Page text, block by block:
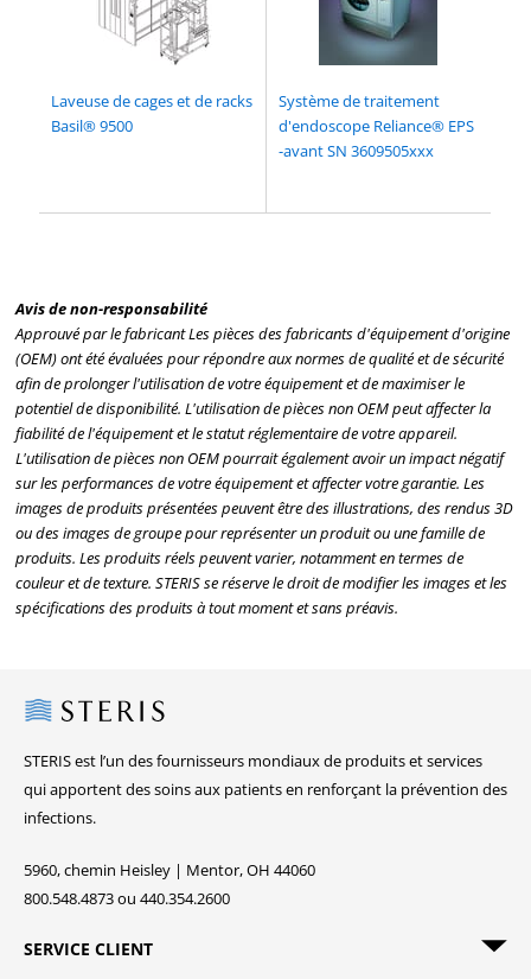
Laveuse de cages et de racks
Basil® 9500
Système de traitement
d'endoscope Reliance® EPS
-avant SN 3609505xxx
Avis de non-responsabilité
Approuvé par le fabricant Les pièces des fabricants d'équipement d'origine
(OEM) ont été évaluées pour répondre aux normes de qualité et de sécurité
afin de prolonger l'utilisation de votre équipement et de maximiser le
potentiel de disponibilité. L'utilisation de pièces non OEM peut affecter la
fiabilité de l'équipement et le statut réglementaire de votre appareil.
L'utilisation de pièces non OEM pourrait également avoir un impact négatif
sur les performances de votre équipement et affecter votre garantie. Les
images de produits présentées peuvent être des illustrations, des rendus 3D
ou des images de groupe pour représenter un produit ou une famille de
produits. Les produits réels peuvent varier, notamment en termes de
couleur et de texture. STERIS se réserve le droit de modifier les images et les
spécifications des produits à tout moment et sans préavis.
Steris
STERIS est l’un des fournisseurs mondiaux de produits et services
qui apportent des soins aux patients en renforçant la prévention des
infections.
5960, chemin Heisley | Mentor, OH 44060
800.548.4873 ou 440.354.2600
SERVICE CLIENT